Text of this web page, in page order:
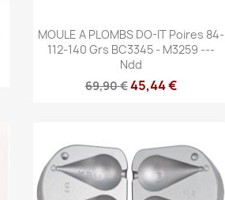
Aperçu rapide
MOULE A PLOMBS DO-IT Poires 84-
112-140 Grs BC3345 - M3259 ---
Ndd
69,90 €45,44 €